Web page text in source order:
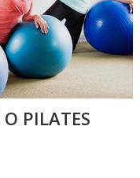
PILATES